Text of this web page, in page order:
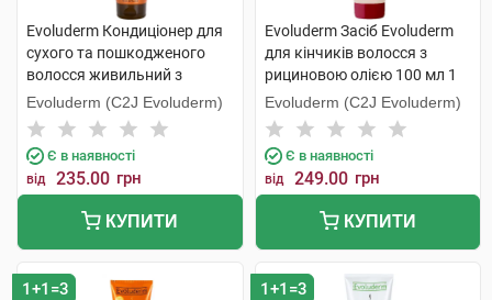
Evoluderm Кондиціонер для
сухого та пошкодженого
волосся живильний з
аргановою олією 200 мл 1
туба
Evoluderm (C2J Evoluderm)
Є в наявності
від 235.00 грн
КУПИТИ
Evoluderm Засіб Evoluderm
для кінчиків волосся з
рициновою олією 100 мл 1
туба
Evoluderm (C2J Evoluderm)
Є в наявності
від 249.00 грн
КУПИТИ
1+1=3 1+1=3